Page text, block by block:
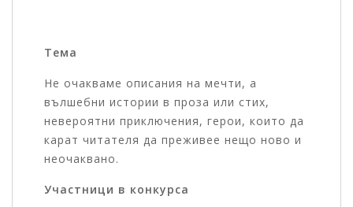
Тема
Не очакваме описания на мечти, а
вълшебни истории в проза или стих,
невероятни приключения, герои, които да
карат читателя да преживее нещо ново и
неочаквано.
Участници в конкурса